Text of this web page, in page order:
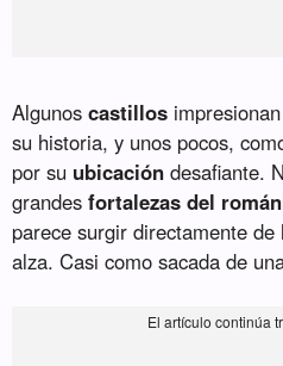
Algunoscastillos
su historia, y unos pocos,
por su ubicación desafiante.
grandesfortalezas del
parece surgir directamente
alza. Casi como sacada de